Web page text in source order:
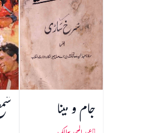
جام و مینا